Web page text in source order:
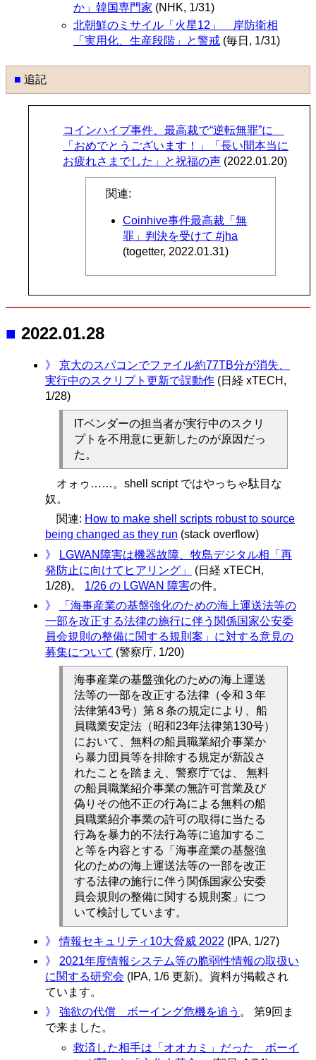
か」韓国専門家 (NHK, 1/31)
北朝鮮のミサイル「火星12」 岸防衛相
「実用化、生産段階」と警戒 (毎日, 1/31)
■ 追記
コインハイブ事件、最高裁で“逆転無罪”に
「おめでとうございます！」「長い間本当に
お疲れさまでした」と祝福の声 (2022.01.20)
関連:
Coinhive事件最高裁「無
罪」判決を受けて #jha
(togetter, 2022.01.31)
■ 2022.01.28
》
京大のスパコンでファイル約77TB分が消失、
実行中のスクリプト更新で誤動作 (日経 xTECH,
1/28)
ITベンダーの担当者が実行中のスクリ
プトを不用意に更新したのが原因だっ
た。
オォゥ……。shell script ではやっちゃ駄目な
奴。
関連: How to make shell scripts robust to source
being changed as they run (stack overflow)
》
LGWAN障害は機器故障、牧島デジタル相「再
発防止に向けてヒアリング」
(日経 xTECH,
1/28)。 1/26 の LGWAN 障害の件。
》
「海事産業の基盤強化のための海上運送法等の
一部を改正する法律の施行に伴う関係国家公安委
員会規則の整備に関する規則案」に対する意見の
募集について (警察庁, 1/20)
海事産業の基盤強化のための海上運送
法等の一部を改正する法律（令和３年
法律第43号）第８条の規定により、船
員職業安定法（昭和23年法律第130号）
において、無料の船員職業紹介事業か
ら暴力団員等を排除する規定が新設さ
れたことを踏まえ、警察庁では、 無料
の船員職業紹介事業の無許可営業及び
偽りその他不正の行為による無料の船
員職業紹介事業の許可の取得に当たる
行為を暴力的不法行為等に追加するこ
と等を内容とする「海事産業の基盤強
化のための海上運送法等の一部を改正
する法律の施行に伴う関係国家公安委
員会規則の整備に関する規則案」につ
いて検討しています。
》 情報セキュリティ10大脅威 2022 (IPA, 1/27)
》
2021年度情報システム等の脆弱性情報の取扱い
に関する研究会 (IPA, 1/6 更新)。資料が掲載され
ています。
》
強欲の代償 ボーイング危機を追う 。 第9回ま
で来ました。
救済した相手は「オオカミ」だった ボーイ